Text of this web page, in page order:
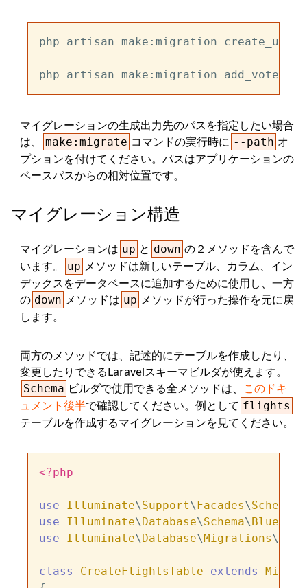
php artisan make:migration
php artisan make:migration
マイグレーションの生成出力先のパスを指定したい場合
は、
make:migrate コマンドの実行時に --path オ
プションを付けてください。パスはアプリケーションの
ベースパスからの相対位置です。
マイグレーション構造
マイグレーションは up と down の２メソッドを含んで
います。
up メソッドは新しいテーブル、カラム、イン
デックスをデータベースに追加するために使用し、一方
の down メソッドは up メソッドが行った操作を元に戻
します。
両方のメソッドでは、記述的にテーブルを作成したり、
変更したりできるLaravelスキーマビルダが使えます。
Schema ビルダで使用できる全メソッドは、
このドキ
ュメント後半で確認してください。例として flights
テーブルを作成するマイグレーションを見てください。
<?php
use Illuminate\Support\Facades\Schema
use
Illuminate\Database\Schema\
use
Illuminate\Database\Migrations\
class CreateFlightsTable extends